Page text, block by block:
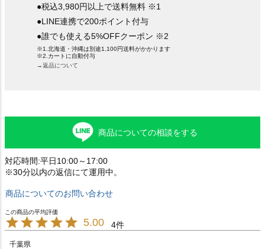
●税込3,980円以上で送料無料 ※1
●LINE連携で200ポイント付与
●誰でも使える5%OFFクーポン ※2
※1.北海道・沖縄は別途1,100円送料がかかります
※2.カートに自動付与
→返品について
商品についての相談をする
対応時間:平日10:00～17:00
※30分以内の返信にて運用中。
商品についてのお問い合わせ
5.00 4
千葉県